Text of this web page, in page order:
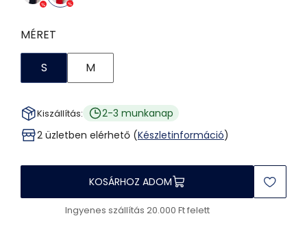
MÉRET
S M
Kiszállítás:
2-3 munkanap
2 üzletben elérhető (Készletinformáció)
KOSÁRHOZ ADOM
Ingyenes szállítás 20.000 Ft felett